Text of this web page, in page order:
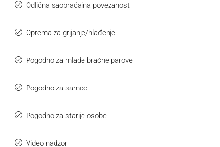
Odlična saobraćajna povezanost
Oprema za grijanje/hlađenje
Pogodno za mlade bračne parove
Pogodno za samce
Pogodno za starije osobe
Video nadzor